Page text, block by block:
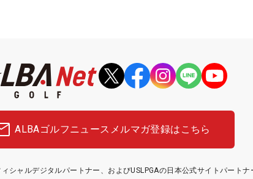
ALBAゴルフニュース メルマガ登録はこちら
シャルデジタルパートナー、およびUSLPGAの日本公式サイトパートナ